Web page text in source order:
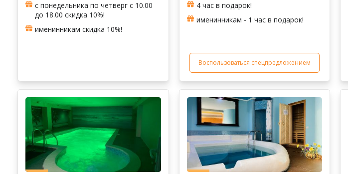
с понедельника по четверг с 10.00
до 18.00 скидка 10%!
именинникам скидка 10%!
4 час в подарок!
именинникам - 1 час в подарок!
Воспользоваться спецпредложением